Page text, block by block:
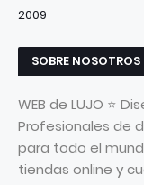
2009
SOBRE NOSOTROS
WEB de LUJO ⭐
Profesionales de
para todo el
tiendas online y